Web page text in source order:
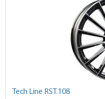
Tech Line RST.108